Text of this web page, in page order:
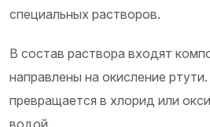
специальных растворов.
В состав раствора входят
направлены на окисление
превращается в хлорид или